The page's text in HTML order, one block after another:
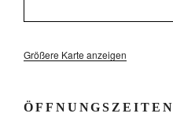
Größere Karte anzeigen
ÖFFNUNGSZEITEN